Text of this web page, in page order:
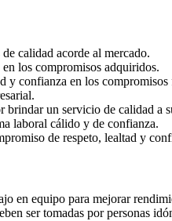
de calidad acorde al mercado.
en los compromisos adquiridos.
y confianza en los compromisos
brindar un servicio de calidad a
laboral cálido y de confianza.
de respeto, lealtad y
en equipo para mejorar
ser tomadas por personas